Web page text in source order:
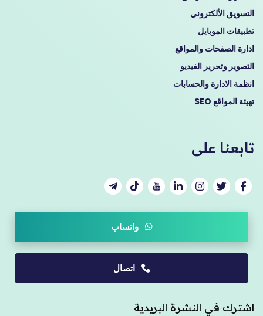
التسويق الألكتروني
تطبيقات الموبايل
ادارة الصفحات والمواقع
التصوير وتحرير الفيديو
انظمة الادارة والحسابات
تهيئة المواقع SEO
تابعنا على
واتساب
اتصال
اشترك في النشرة البريدية